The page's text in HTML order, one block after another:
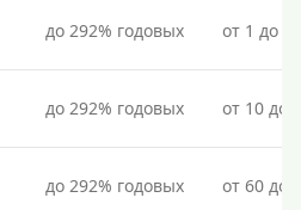
до 292% годовых от 1 до
до 292% годовых от 10 до
до 292% годовых от 60 до